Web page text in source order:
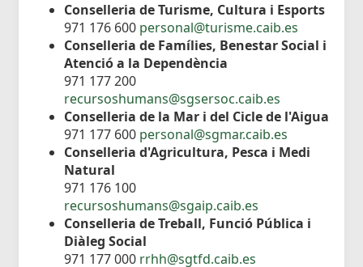
Conselleria de Turisme, Cultura i Esports
971 176 600 personal@turisme.caib.es
Conselleria de Famílies, Benestar Social i
Atenció a la Dependència
971 177 200
recursoshumans@sgsersoc.caib.es
Conselleria de la Mar i del Cicle de l'Aigua
971 177 600 personal@sgmar.caib.es
Conselleria d'Agricultura, Pesca i Medi
Natural
971 176 100
recursoshumans@sgaip.caib.es
Conselleria de Treball, Funció Pública i
Diàleg Social
971 177 000 rrhh@sgtfd.caib.es